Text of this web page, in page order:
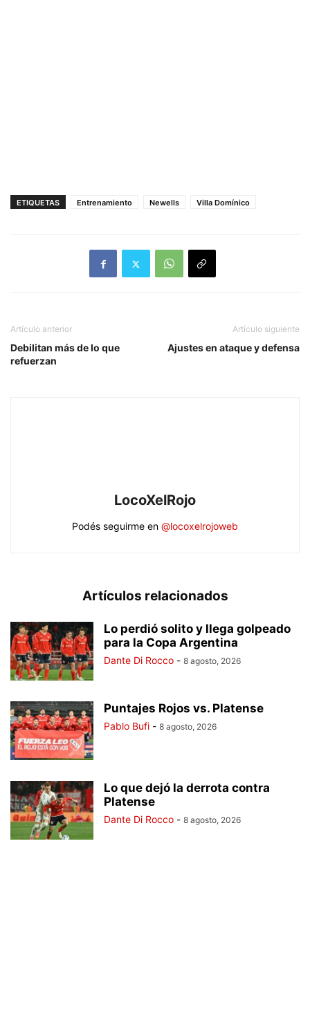
ETIQUETAS Entrenamiento Newells Villa Domínico
Artículo anterior
Debilitan más de lo que
refuerzan
Artículo siguiente
Ajustes en ataque y defensa
LocoXelRojo
Podés seguirme en @locoxelrojoweb
Artículos relacionados
Lo perdió solito y llega golpeado
para la Copa Argentina
Dante Di Rocco - 8 agosto, 2026
Puntajes Rojos vs. Platense
Pablo Bufi - 8 agosto, 2026
Lo que dejó la derrota contra
Platense
Dante Di Rocco - 8 agosto, 2026